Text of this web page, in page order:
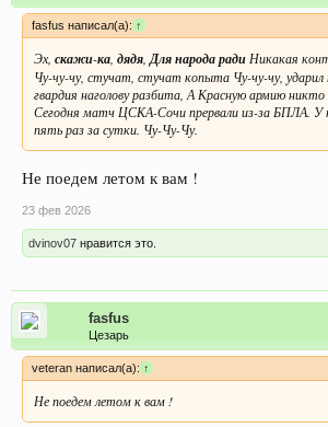
fasfus написал(а): ↑
Эх, скажи-ка дядя Длянародаради Никакая
Чу-чу-чу, стучат, стучат копыта Чу-чу-чу, ударил
гвардия наголову разбита, А Красную армию никто
Сегодня матч ЦСКА-Сочи прервали из-за БПЛА. У
пять раз за сутки. Чу-Чу-Чу.
Не поедем летом к вам !
23 фев 2026
dvinov07 нравится это.
fasfus
Цезарь
veteran написал(а):↑
Не поедем летом к вам !